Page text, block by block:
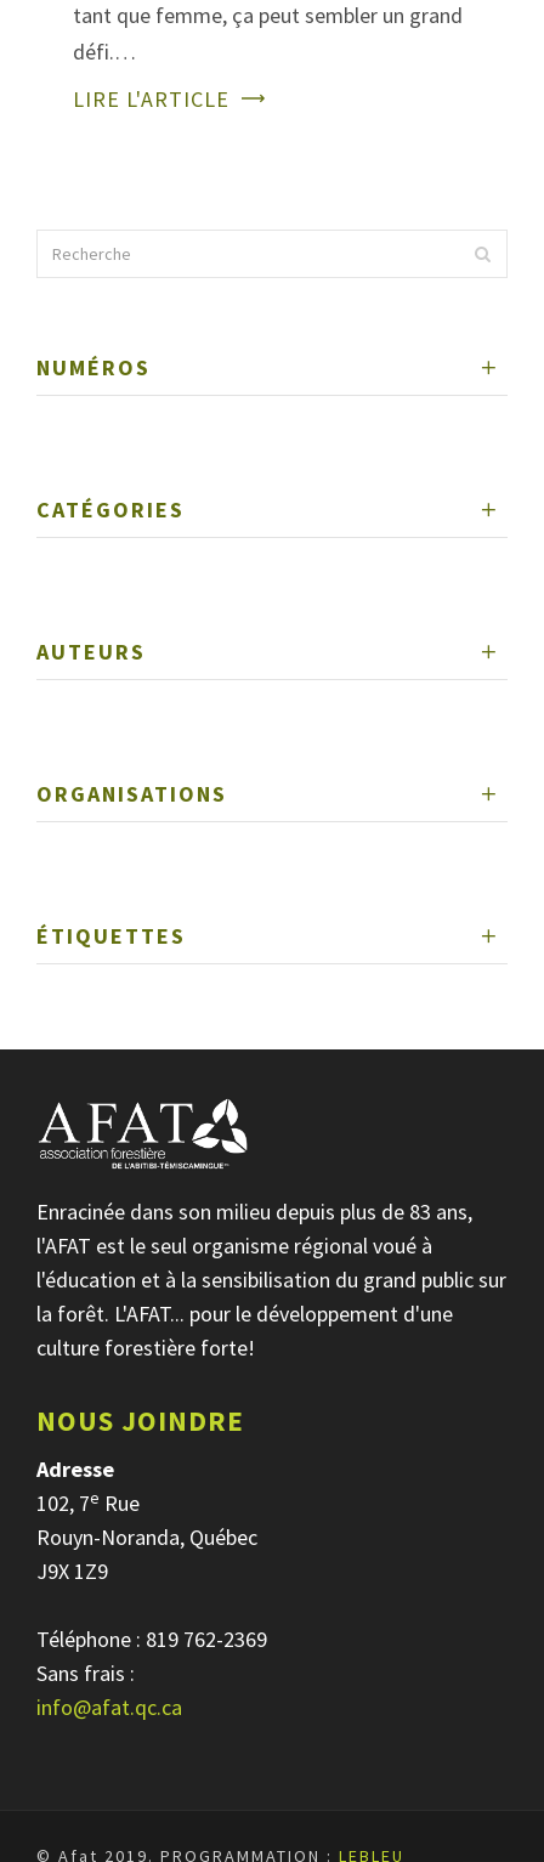
tant que femme, ça peut sembler un grand
défi.…
LIRE L'ARTICLE
NUMÉROS
CATÉGORIES
AUTEURS
ORGANISATIONS
ÉTIQUETTES
Enracinée dans son milieu depuis plus de 83 ans,
l'AFAT est le seul organisme régional voué à
l'éducation et à la sensibilisation du grand public sur
la forêt. L'AFAT... pour le développement d'une
culture forestière forte!
NOUS JOINDRE
Adresse
102, 7e Rue
Rouyn-Noranda, Québec
J9X 1Z9
Téléphone : 819 762-2369
Sans frais :
info@afat.qc.ca
© Afat 2019. PROGRAMMATION : LEBLEU